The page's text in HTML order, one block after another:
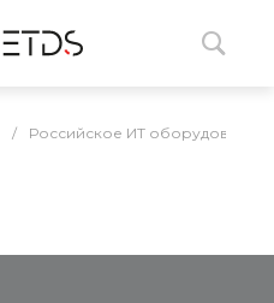
/ Российское ИТ оборудование